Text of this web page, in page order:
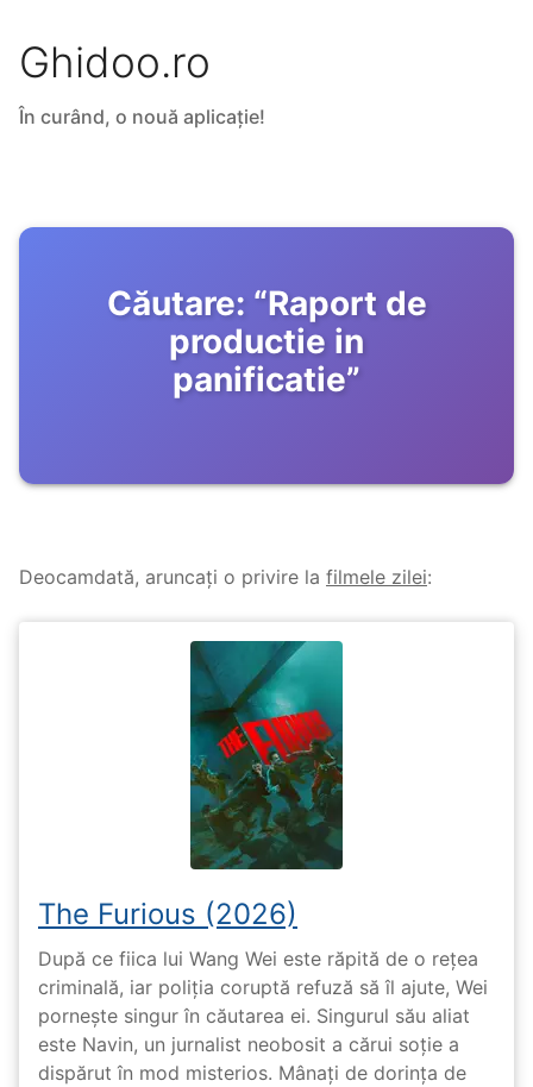
Ghidoo.ro
În curând, o nouă aplicație!
Căutare: “Raport de
productie in
panificatie”
Deocamdată, aruncați o privire la filmele zilei:
The Furious (2026)
După ce fiica lui Wang Wei este răpită de o rețea
criminală, iar poliția coruptă refuză să îl ajute, Wei
pornește singur în căutarea ei. Singurul său aliat
este Navin, un jurnalist neobosit a cărui soție a
dispărut în mod misterios. Mânați de dorința de